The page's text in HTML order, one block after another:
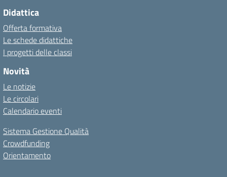
Didattica
Offerta formativa
Le schede didattiche
I progetti delle classi
Novità
Le notizie
Le circolari
Calendario eventi
Sistema Gestione Qualità
Crowdfunding
Orientamento